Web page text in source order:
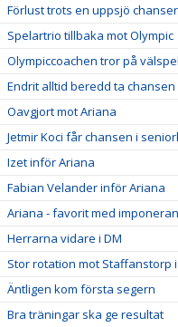
Förlust trots en uppsjö chanser
Spelartrio tillbaka mot Olympic
Olympiccoachen tror på
Endrit alltid beredd ta chansen
Oavgjort mot Ariana
Jetmir Koci får chansen i
Izet inför Ariana
Fabian Velander inför Ariana
Ariana - favorit med
Herrarna vidare i DM
Stor rotation mot Staffanstorp i
Äntligen kom första segern
Bra träningar ska ge resultat